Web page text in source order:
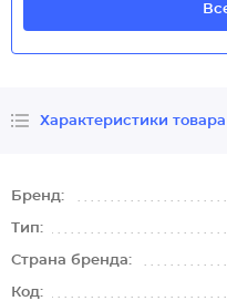
Характеристики товара
Бренд:
Тип:
Страна бренда:
Код: